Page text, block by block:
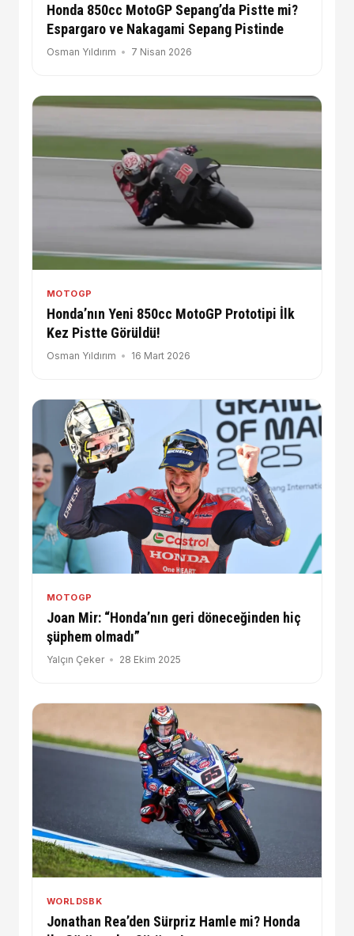
Honda 850cc MotoGP Sepang’da Pistte mi?
Espargaro ve Nakagami Sepang Pistinde
Osman Yıldırım 7 Nisan 2026
MOTOGP
Honda’nın Yeni 850cc MotoGP Prototipi İlk
Kez Pistte Görüldü!
Osman Yıldırım 16 Mart 2026
MOTOGP
Joan Mir: “Honda’nın geri döneceğinden hiç
şüphem olmadı”
Yalçın Çeker 28 Ekim 2025
WORLDSBK
Jonathan Rea’den Sürpriz Hamle mi? Honda